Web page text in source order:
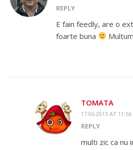
REPLY
E fain feedly, are o
foarte buna
TOMATA
17.06.2013 AT 11:56
REPLY
multi zic ca nu